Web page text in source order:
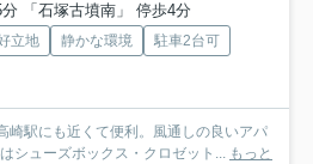
「石塚古墳南」 停歩4分
立地 静かな環境
駐車2台可
崎駅にも近くて便利。風通しの良いアパ
シューズボックス・クロゼット... もっと